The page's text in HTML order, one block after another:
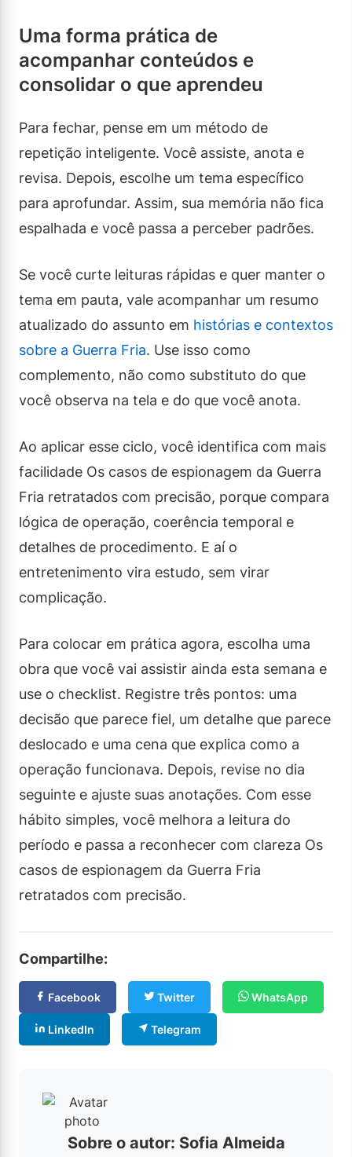
Uma forma prática de
acompanhar conteúdos e
consolidar o que aprendeu
Para fechar, pense em um método de
repetição inteligente. Você assiste, anota e
revisa. Depois, escolhe um tema específico
para aprofundar. Assim, sua memória não fica
espalhada e você passa a perceber padrões.
Se você curte leituras rápidas e quer manter o
tema em pauta, vale acompanhar um resumo
atualizado do assunto em histórias e contextos
sobre a Guerra Fria. Use isso como
complemento, não como substituto do que
você observa na tela e do que você anota.
Ao aplicar esse ciclo, você identifica com mais
facilidade Os casos de espionagem da Guerra
Fria retratados com precisão, porque compara
lógica de operação, coerência temporal e
detalhes de procedimento. E aí o
entretenimento vira estudo, sem virar
complicação.
Para colocar em prática agora, escolha uma
obra que você vai assistir ainda esta semana e
use o checklist. Registre três pontos: uma
decisão que parece fiel, um detalhe que parece
deslocado e uma cena que explica como a
operação funcionava. Depois, revise no dia
seguinte e ajuste suas anotações. Com esse
hábito simples, você melhora a leitura do
período e passa a reconhecer com clareza Os
casos de espionagem da Guerra Fria
retratados com precisão.
Compartilhe:
Facebook Twitter WhatsApp
LinkedIn Telegram
Sobre o autor: Sofia Almeida